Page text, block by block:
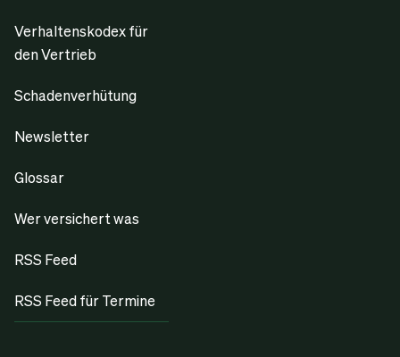
Verhaltenskodex für
den Vertrieb
Schadenverhütung
Newsletter
Glossar
Wer versichert was
RSS Feed
RSS Feed für Termine